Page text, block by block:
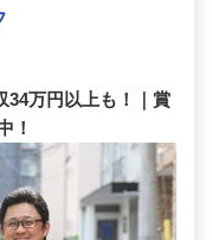
34万円以上も！｜賞
！